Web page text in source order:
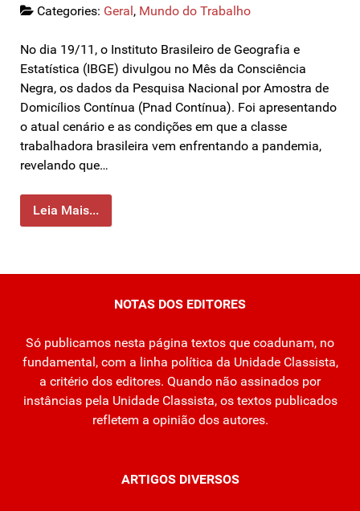
Categories: Geral, Mundo do Trabalho
No dia 19/11, o Instituto Brasileiro de Geografia e
Estatística (IBGE) divulgou no Mês da Consciência
Negra, os dados da Pesquisa Nacional por Amostra de
Domicílios Contínua (Pnad Contínua). Foi apresentando
o atual cenário e as condições em que a classe
trabalhadora brasileira vem enfrentando a pandemia,
revelando que…
Leia Mais...
NOTAS DOS EDITORES
Só publicamos nesta página textos que coadunam, no
fundamental, com a linha política da Unidade Classista,
a critério dos editores. Quando não assinados por
instâncias pela Unidade Classista, os textos publicados
refletem a opinião dos autores.
ARTIGOS DIVERSOS